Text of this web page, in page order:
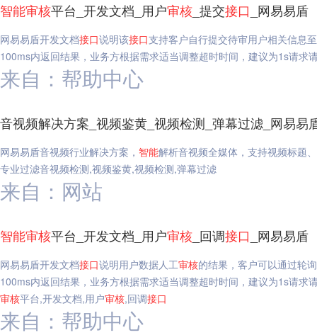
智能审核平台_开发文档_用户审核 _提交接口 _网易易盾
网易易盾开发文档接口说明该接口支持客户自行提交待审用户相关信息
100ms内返回结果，业务方根据需求适当调整超时时间，建议为1s请求
来自：帮助中心
音视频解决方案_视频鉴黄_视频检测_弹幕过滤_网易易
网易易盾音视频行业解决方案， 智能解析音视频全媒体，支持视频标题
专业过滤音视频检测,视频鉴黄,视频检测,弹幕过滤
来自：网站
智能审核平台_开发文档_用户审核 _回调接口 _网易易盾
网易易盾开发文档接口说明用户数据人工审核的结果，客户可以通过轮
100ms内返回结果，业务方根据需求适当调整超时时间，建议为1s请
审核平台,开发文档,用户审核,回调接口
来自：帮助中心